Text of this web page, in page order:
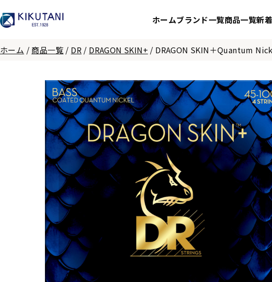
ホームブランド一覧商品一覧新
ホーム / 商品一覧 / DR / DRAGON SKIN+ / DRAGON SKIN＋Quantum